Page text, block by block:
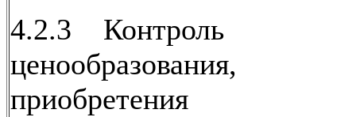
4.2.3 Контроль
ценообразования,
приобретения